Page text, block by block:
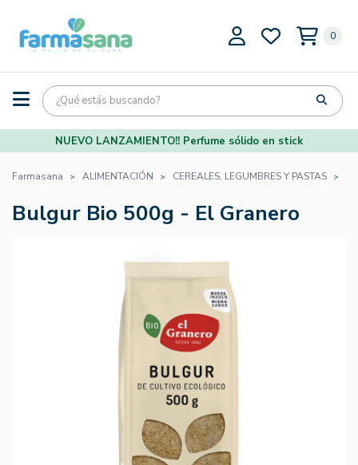
0
NUEVO LANZAMIENTO!! Perfume sólido en stick
Farmasana ALIMENTACIÓN CEREALES, LEGUMBRES Y PASTAS
Bulgur Bio 500g - El Granero